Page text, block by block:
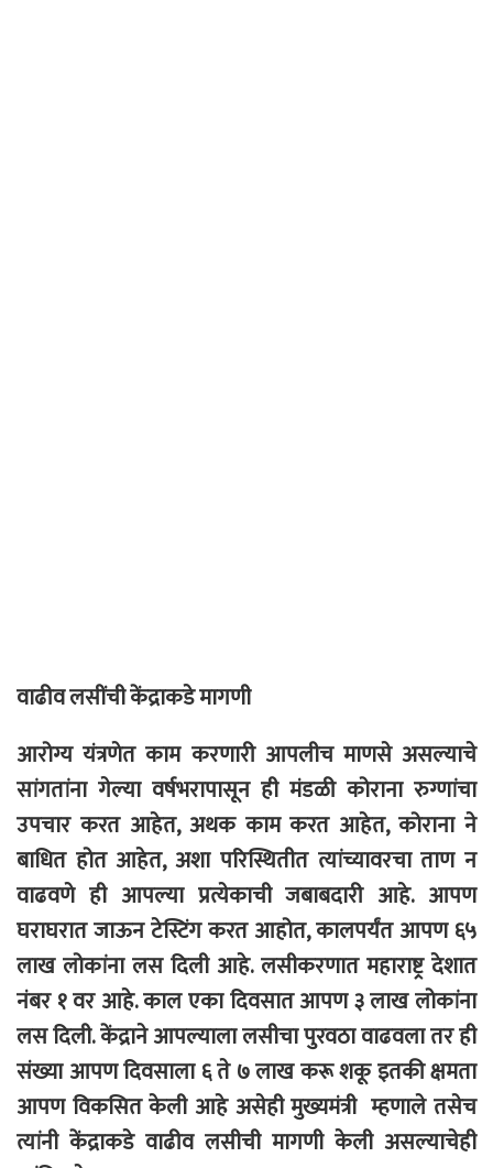
वाढीव लसींची केंद्राकडे मागणी
आरोग्य यंत्रणेत काम करणारी आपलीच माणसे असल्याचे
सांगतांना गेल्या वर्षभरापासून ही मंडळी कोराना रुग्णांचा
उपचार करत आहेत, अथक काम करत आहेत, कोराना ने
बाधित होत आहेत, अशा परिस्थितीत त्यांच्यावरचा ताण न
वाढवणे ही आपल्या प्रत्येकाची जबाबदारी आहे. आपण
घराघरात जाऊन टेस्टिंग करत आहोत, कालपर्यंत आपण ६५
लाख लोकांना लस दिली आहे. लसीकरणात महाराष्ट्र देशात
नंबर १ वर आहे. काल एका दिवसात आपण ३ लाख लोकांना
लस दिली. केंद्राने आपल्याला लसीचा पुरवठा वाढवला तर ही
संख्या आपण दिवसाला ६ ते ७ लाख करू शकू इतकी क्षमता
आपण विकसित केली आहे असेही मुख्यमंत्री म्हणाले तसेच
त्यांनी केंद्राकडे वाढीव लसीची मागणी केली असल्याचेही